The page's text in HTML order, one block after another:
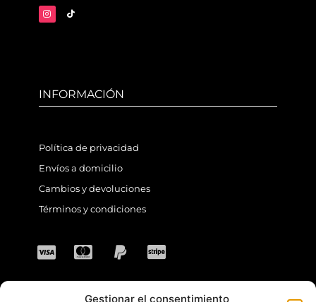
Gestionar el consentimiento
INFORMACIÓN
Política de privacidad
Envíos a domicilio
Cambios y devoluciones
Términos y condiciones